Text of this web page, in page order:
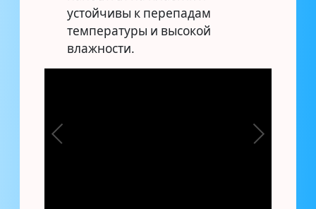
устойчивы к перепадам
температуры и высокой
влажности.